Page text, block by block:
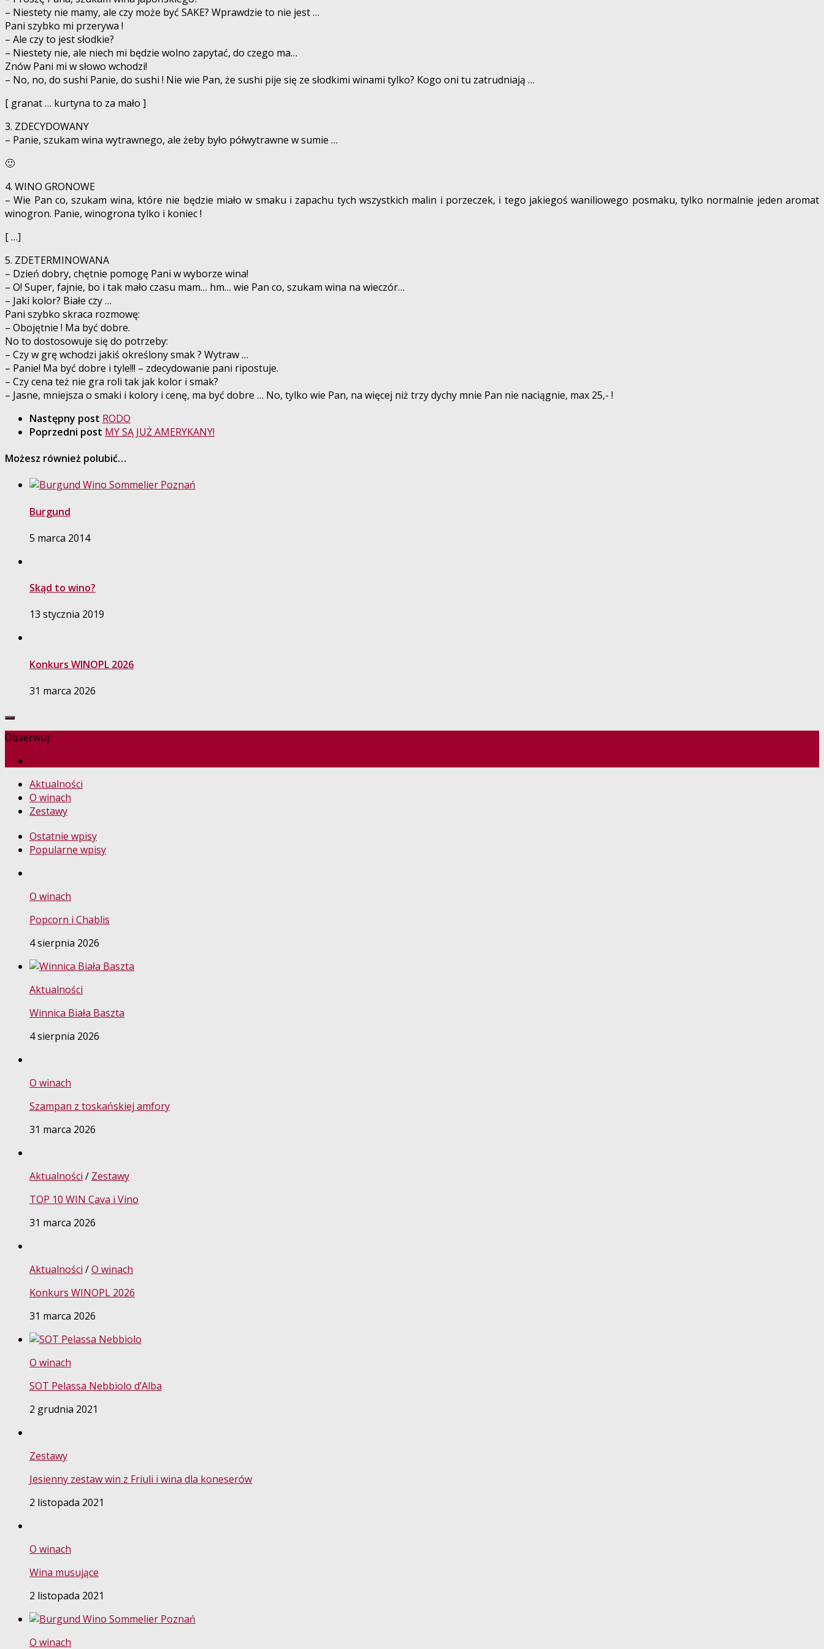
– Niestety nie mamy, ale czy może być SAKE? Wprawdzie to nie jest …
Pani szybko mi przerywa !
– Ale czy to jest słodkie?
– Niestety nie, ale niech mi będzie wolno zapytać, do czego ma…
Znów Pani mi w słowo wchodzi!
– No, no, do sushi Panie, do sushi ! Nie wie Pan, że sushi pije się ze słodkimi winami tylko? Kogo oni tu zatrudniają …
[ granat … kurtyna to za mało ]
3. ZDECYDOWANY
– Panie, szukam wina wytrawnego, ale żeby było półwytrawne w sumie …
🙂
4. WINO GRONOWE
– Wie Pan co, szukam wina, które nie będzie miało w smaku i zapachu tych wszystkich malin i porzeczek, i tego jakiegoś waniliowego posmaku, tylko normalnie jeden aromat
winogron. Panie, winogrona tylko i koniec !
[ …]
5. ZDETERMINOWANA
– Dzień dobry, chętnie pomogę Pani w wyborze wina!
– O! Super, fajnie, bo i tak mało czasu mam… hm… wie Pan co, szukam wina na wieczór…
– Jaki kolor? Białe czy …
Pani szybko skraca rozmowę:
– Obojętnie ! Ma być dobre.
No to dostosowuje się do potrzeby:
– Czy w grę wchodzi jakiś określony smak ? Wytraw …
– Panie! Ma być dobre i tyle!!! – zdecydowanie pani ripostuje.
– Czy cena też nie gra roli tak jak kolor i smak?
– Jasne, mniejsza o smaki i kolory i cenę, ma być dobre … No, tylko wie Pan, na więcej niż trzy dychy mnie Pan nie naciągnie, max 25,- !
Następny post RODO
Poprzedni post MY SĄ JUŻ AMERYKANY!
Możesz również polubić…
Burgund
5 marca 2014
Skąd to wino?
13 stycznia 2019
Konkurs WINOPL 2026
31 marca 2026
Obserwuj:
Aktualności
O winach
Zestawy
Ostatnie wpisy
Popularne wpisy
O winach
Popcorn i Chablis
4 sierpnia 2026
Aktualności
Winnica Biała Baszta
4 sierpnia 2026
O winach
Szampan z toskańskiej amfory
31 marca 2026
Aktualności / Zestawy
TOP 10 WIN Cava i Vino
31 marca 2026
Aktualności /O winach
Konkurs WINOPL 2026
31 marca 2026
O winach
SOT Pelassa Nebbiolo d’Alba
2 grudnia 2021
Zestawy
Jesienny zestaw win z Friuli i wina dla koneserów
2 listopada 2021
O winach
Wina musujące
2 listopada 2021
O winach